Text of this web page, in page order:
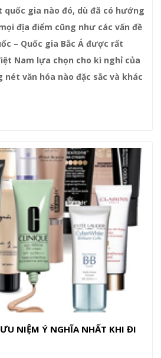
quốc gia nào đó, dù đã có hướng
địa điểm cũng như các vấn đề
– Quốc gia Bắc Á được rất
Nam lựa chọn cho kì nghỉ của
văn hóa nào đặc sắc và khác
NIỆM Ý NGHĨA NHẤT KHI ĐI